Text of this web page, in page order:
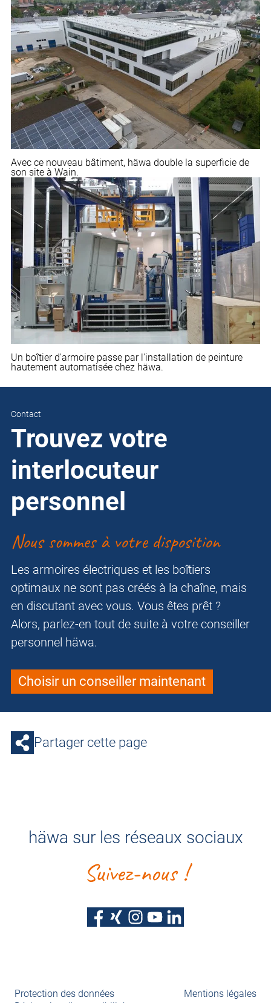
Avec ce nouveau bâtiment, häwa double la superficie de
son site à Wain.
Un boîtier d'armoire passe par l'installation de peinture
hautement automatisée chez häwa.
Contact
Trouvez votre
interlocuteur
personnel
Nous sommes à votre disposition
Les armoires électriques et les boîtiers
optimaux ne sont pas créés à la chaîne, mais
en discutant avec vous. Vous êtes prêt ?
Alors, parlez-en tout de suite à votre conseiller
personnel häwa.
Choisir un conseiller maintenant
Partager cette page
häwa sur les réseaux sociaux
Suivez-nous !
Protection des données
Mentions légales